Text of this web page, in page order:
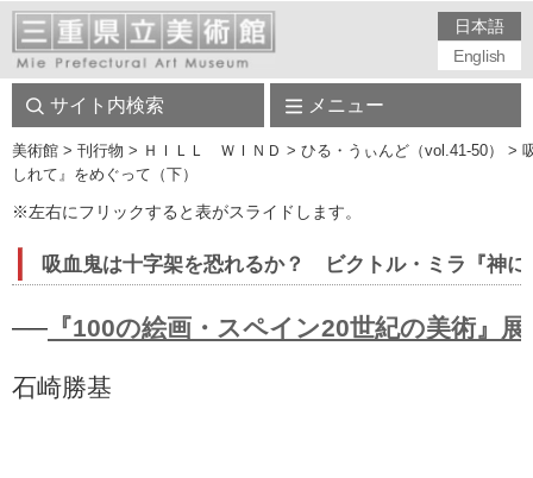
日本語
English
サイト内検索 メニュー
美術館 > 刊行物 > ＨＩＬＬ ＷＩＮＤ > ひる・うぃんど（vol.41-50） >
しれて』をめぐって（下）
※左右にフリックすると表がスライドします。
吸血鬼は十字架を恐れるか？ ビクトル・ミラ『神に
── 『100の絵画・スペイン20世紀の美術』展
石崎勝基